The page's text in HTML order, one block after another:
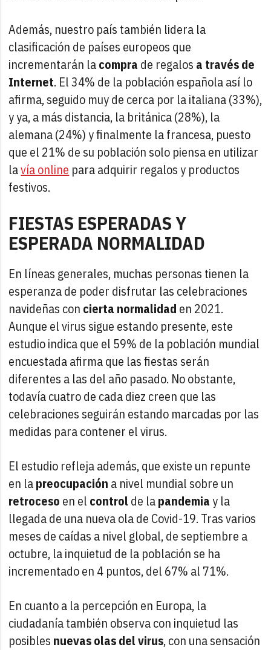
Además, nuestro país también lidera la
clasificación de países europeos que
incrementarán lacompra de regalos a través de
Internet. El 34% de la población española así lo
afirma, seguido muy de cerca por la italiana (33%),
y ya, a más distancia, la británica (28%), la
alemana (24%) y finalmente la francesa, puesto
que el 21% de su población solo piensa en utilizar
lavía online para adquirir regalos y productos
festivos.
FIESTAS ESPERADAS Y
ESPERADA NORMALIDAD
En líneas generales, muchas personas tienen la
esperanza de poder disfrutar las celebraciones
navideñas con cierta normalidad en 2021.
Aunque el virus sigue estando presente, este
estudio indica que el 59% de la población mundial
encuestada afirma que las fiestas serán
diferentes a las del año pasado. No obstante,
todavía cuatro de cada diez creen que las
celebraciones seguirán estando marcadas por las
medidas para contener el virus.
El estudio refleja además, que existe un repunte
en lapreocupación a nivel mundial sobre un
retroceso en el controlde lapandemiay la
llegada de una nueva ola de Covid-19. Tras varios
meses de caídas a nivel global, de septiembre a
octubre, la inquietud de la población se ha
incrementado en 4 puntos, del 67% al 71%.
En cuanto a la percepción en Europa, la
ciudadanía también observa con inquietud las
posibles nuevas olas del virus, con una sensación